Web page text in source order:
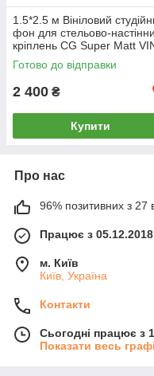
1.5*2.5 м Вініловий
фон для стельово-
кріплень СG Super Matt
BD-PRO Premium фотофон
Готово до відправки
2 400 ₴
Купити
Про нас
96% позитивних з 27
Працює з 05.12.2018
м. Київ
Київ, Україна
Контакти
Сьогодні працює з
Показати весь